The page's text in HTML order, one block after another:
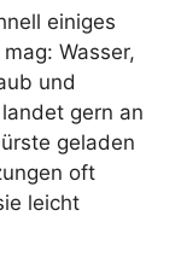
einiges
Wasser,
und
gern an
geladen
oft
leicht